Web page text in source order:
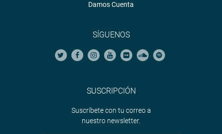
Damos Cuenta
SÍGUENOS
SUSCRIPCIÓN
Suscríbete con tu correo a
nuestro newsletter.